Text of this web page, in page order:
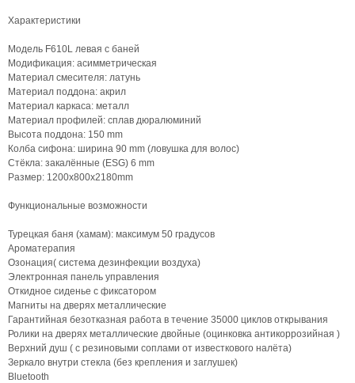
Характеристики
Модель F610L левая с баней
Модификация: асимметрическая
Материал смесителя: латунь
Материал поддона: акрил
Материал каркаса: металл
Материал профилей: сплав дюралюминий
Высота поддона: 150 mm
Колба сифона: ширина 90 mm (ловушка для волос)
Стёкла: закалённые (ESG) 6 mm
Размер: 1200х800х2180mm
Функциональные возможности
Турецкая баня (хамам): максимум 50 градусов
Ароматерапия
Озонация( система дезинфекции воздуха)
Электронная панель управления
Откидное сиденье с фиксатором
Магниты на дверях металлические
Гарантийная безотказная работа в течение 35000 циклов открывания
Ролики на дверях металлические двойные (оцинковка антикоррозийная )
Верхний душ ( с резиновыми соплами от известкового налёта)
Зеркало внутри стекла (без крепления и заглушек)
Bluetooth